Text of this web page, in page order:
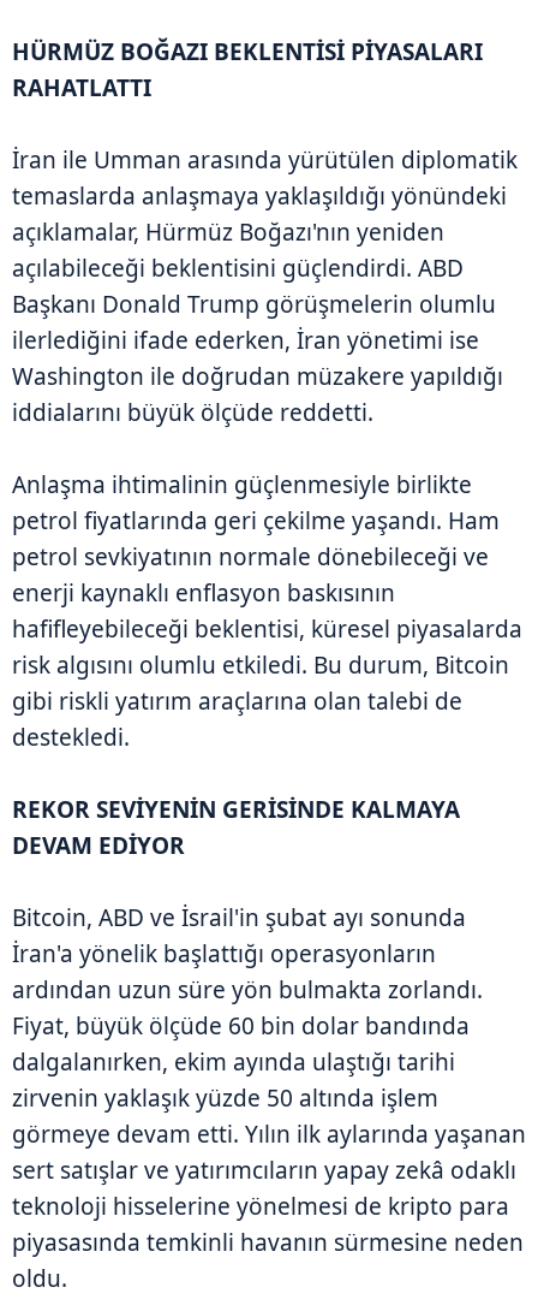
HÜRMÜZ BOĞAZI BEKLENTİSİ PİYASALARI
RAHATLATTI
İran ile Umman arasında yürütülen diplomatik
temaslarda anlaşmaya yaklaşıldığı yönündeki
açıklamalar, Hürmüz Boğazı'nın yeniden
açılabileceği beklentisini güçlendirdi. ABD
Başkanı Donald Trump görüşmelerin olumlu
ilerlediğini ifade ederken, İran yönetimi ise
Washington ile doğrudan müzakere yapıldığı
iddialarını büyük ölçüde reddetti.
Anlaşma ihtimalinin güçlenmesiyle birlikte
petrol fiyatlarında geri çekilme yaşandı. Ham
petrol sevkiyatının normale dönebileceği ve
enerji kaynaklı enflasyon baskısının
hafifleyebileceği beklentisi, küresel piyasalarda
risk algısını olumlu etkiledi. Bu durum, Bitcoin
gibi riskli yatırım araçlarına olan talebi de
destekledi.
REKOR SEVİYENİN GERİSİNDE KALMAYA
DEVAM EDİYOR
Bitcoin, ABD ve İsrail'in şubat ayı sonunda
İran'a yönelik başlattığı operasyonların
ardından uzun süre yön bulmakta zorlandı.
Fiyat, büyük ölçüde 60 bin dolar bandında
dalgalanırken, ekim ayında ulaştığı tarihi
zirvenin yaklaşık yüzde 50 altında işlem
görmeye devam etti. Yılın ilk aylarında yaşanan
sert satışlar ve yatırımcıların yapay zekâ odaklı
teknoloji hisselerine yönelmesi de kripto para
piyasasında temkinli havanın sürmesine neden
oldu.